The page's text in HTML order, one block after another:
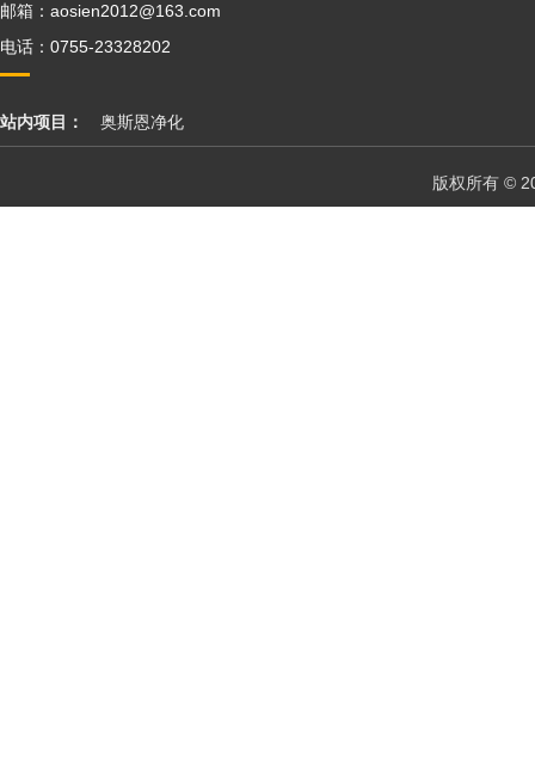
邮箱：aosien2012@163.com
电话：0755-23328202
站内项目： 奥斯恩净化
版权所有 ©